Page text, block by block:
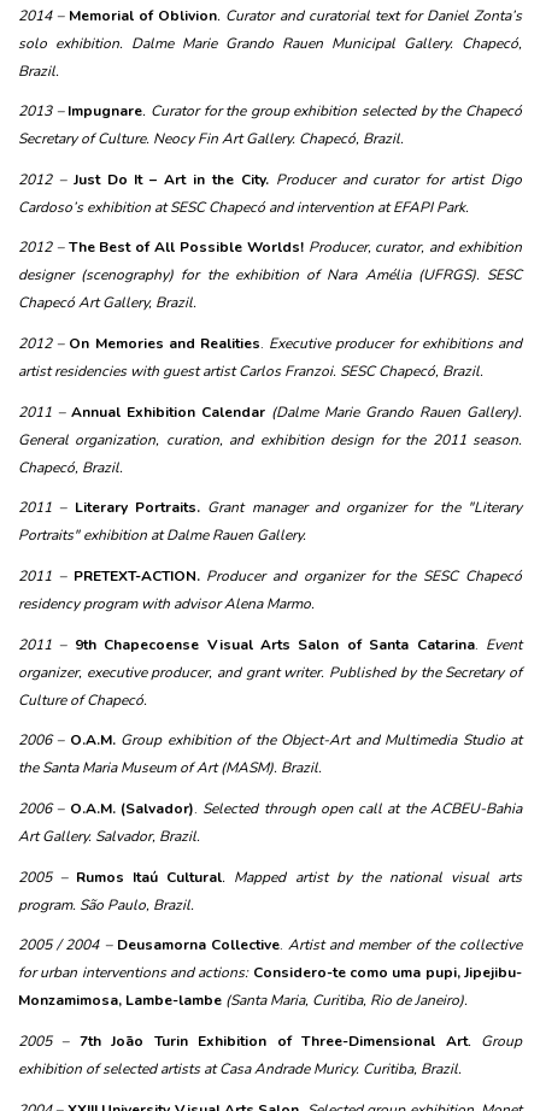
2014 – Memorial of Oblivion. Curator and curatorial text for Daniel Zonta’s
solo exhibition. Dalme Marie Grando Rauen Municipal Gallery. Chapecó,
Brazil.
2013 – Impugnare. Curator for the group exhibition selected by the Chapecó
Secretary of Culture. Neocy Fin Art Gallery. Chapecó, Brazil.
2012 – Just Do It – Art in the City. Producer and curator for artist Digo
Cardoso’s exhibition at SESC Chapecó and intervention at EFAPI Park.
2012 – The Best of All Possible Worlds! Producer, curator, and exhibition
designer (scenography) for the exhibition of Nara Amélia (UFRGS). SESC
Chapecó Art Gallery, Brazil.
2012 – On Memories and Realities. Executive producer for exhibitions and
artist residencies with guest artist Carlos Franzoi. SESC Chapecó, Brazil.
2011 – Annual Exhibition Calendar (Dalme Marie Grando Rauen Gallery).
General organization, curation, and exhibition design for the 2011 season.
Chapecó, Brazil.
2011 – Literary Portraits. Grant manager and organizer for the "Literary
Portraits" exhibition at Dalme Rauen Gallery.
2011 – PRETEXT-ACTION. Producer and organizer for the SESC Chapecó
residency program with advisor Alena Marmo.
2011 – 9th Chapecoense Visual Arts Salon of Santa Catarina. Event
organizer, executive producer, and grant writer. Published by the Secretary of
Culture of Chapecó.
2006 – O.A.M. Group exhibition of the Object-Art and Multimedia Studio at
the Santa Maria Museum of Art (MASM). Brazil.
2006 – O.A.M. (Salvador). Selected through open call at the ACBEU-Bahia
Art Gallery. Salvador, Brazil.
2005 – Rumos Itaú Cultural. Mapped artist by the national visual arts
program. São Paulo, Brazil.
2005 / 2004 – Deusamorna Collective. Artist and member of the collective
for urban interventions and actions: Considero-te como uma pupi, Jipejibu-
Monzamimosa, Lambe-lambe (Santa Maria, Curitiba, Rio de Janeiro).
2005 – 7th João Turin Exhibition of Three-Dimensional Art. Group
exhibition of selected artists at Casa Andrade Muricy. Curitiba, Brazil.